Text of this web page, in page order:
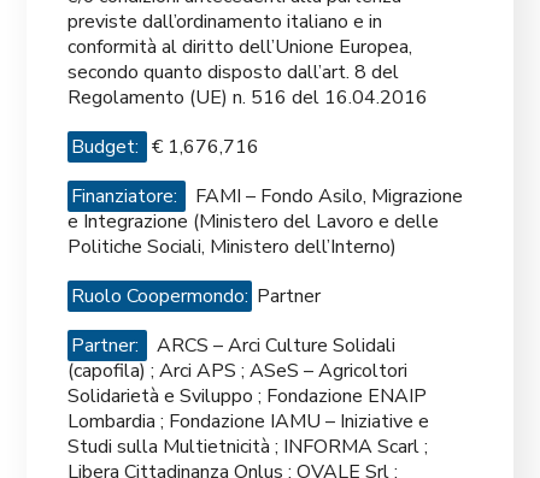
previste dall’ordinamento italiano e in
conformità al diritto dell’Unione Europea,
secondo quanto disposto dall’art. 8 del
Regolamento (UE) n. 516 del 16.04.2016
Budget: € 1,676,716
Finanziatore:
FAMI – Fondo Asilo, Migrazione
e Integrazione (Ministero del Lavoro e delle
Politiche Sociali, Ministero dell’Interno)
Ruolo Coopermondo: Partner
Partner:
ARCS – Arci Culture Solidali
(capofila) ; Arci APS ; ASeS – Agricoltori
Solidarietà e Sviluppo ; Fondazione ENAIP
Lombardia ; Fondazione IAMU – Iniziative e
Studi sulla Multietnicità ; INFORMA Scarl ;
Libera Cittadinanza Onlus ; OVALE Srl ;